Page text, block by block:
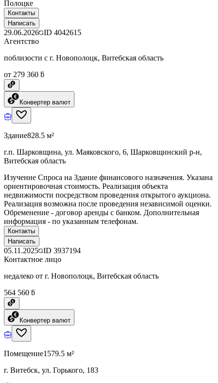
Полоцке
Контакты
Написать
29.06.2026 ID 4042615
Агентство
поблизости с г. Новополоцк, Витебская область
от 279 360 ƃ
Конвертер валют
Здание828.5 м²
г.п. Шарковщина, ул. Маяковского, 6, Шарковщинский р-н,
Витебская область
Изучение Спроса на Здание финансового назначения. Указана
ориентировочная стоимость. Реализация объекта
недвижимости посредством проведения открытого аукциона.
Реализация возможна после проведения независимой оценки.
Обременение - договор аренды с банком. Дополнительная
информация - по указанным телефонам.
Контакты
Написать
05.11.2025 ID 3937194
Контактное лицо
недалеко от г. Новополоцк, Витебская область
564 560 ƃ
Конвертер валют
Помещение1579.5 м²
г. Витебск, ул. Горького, 183